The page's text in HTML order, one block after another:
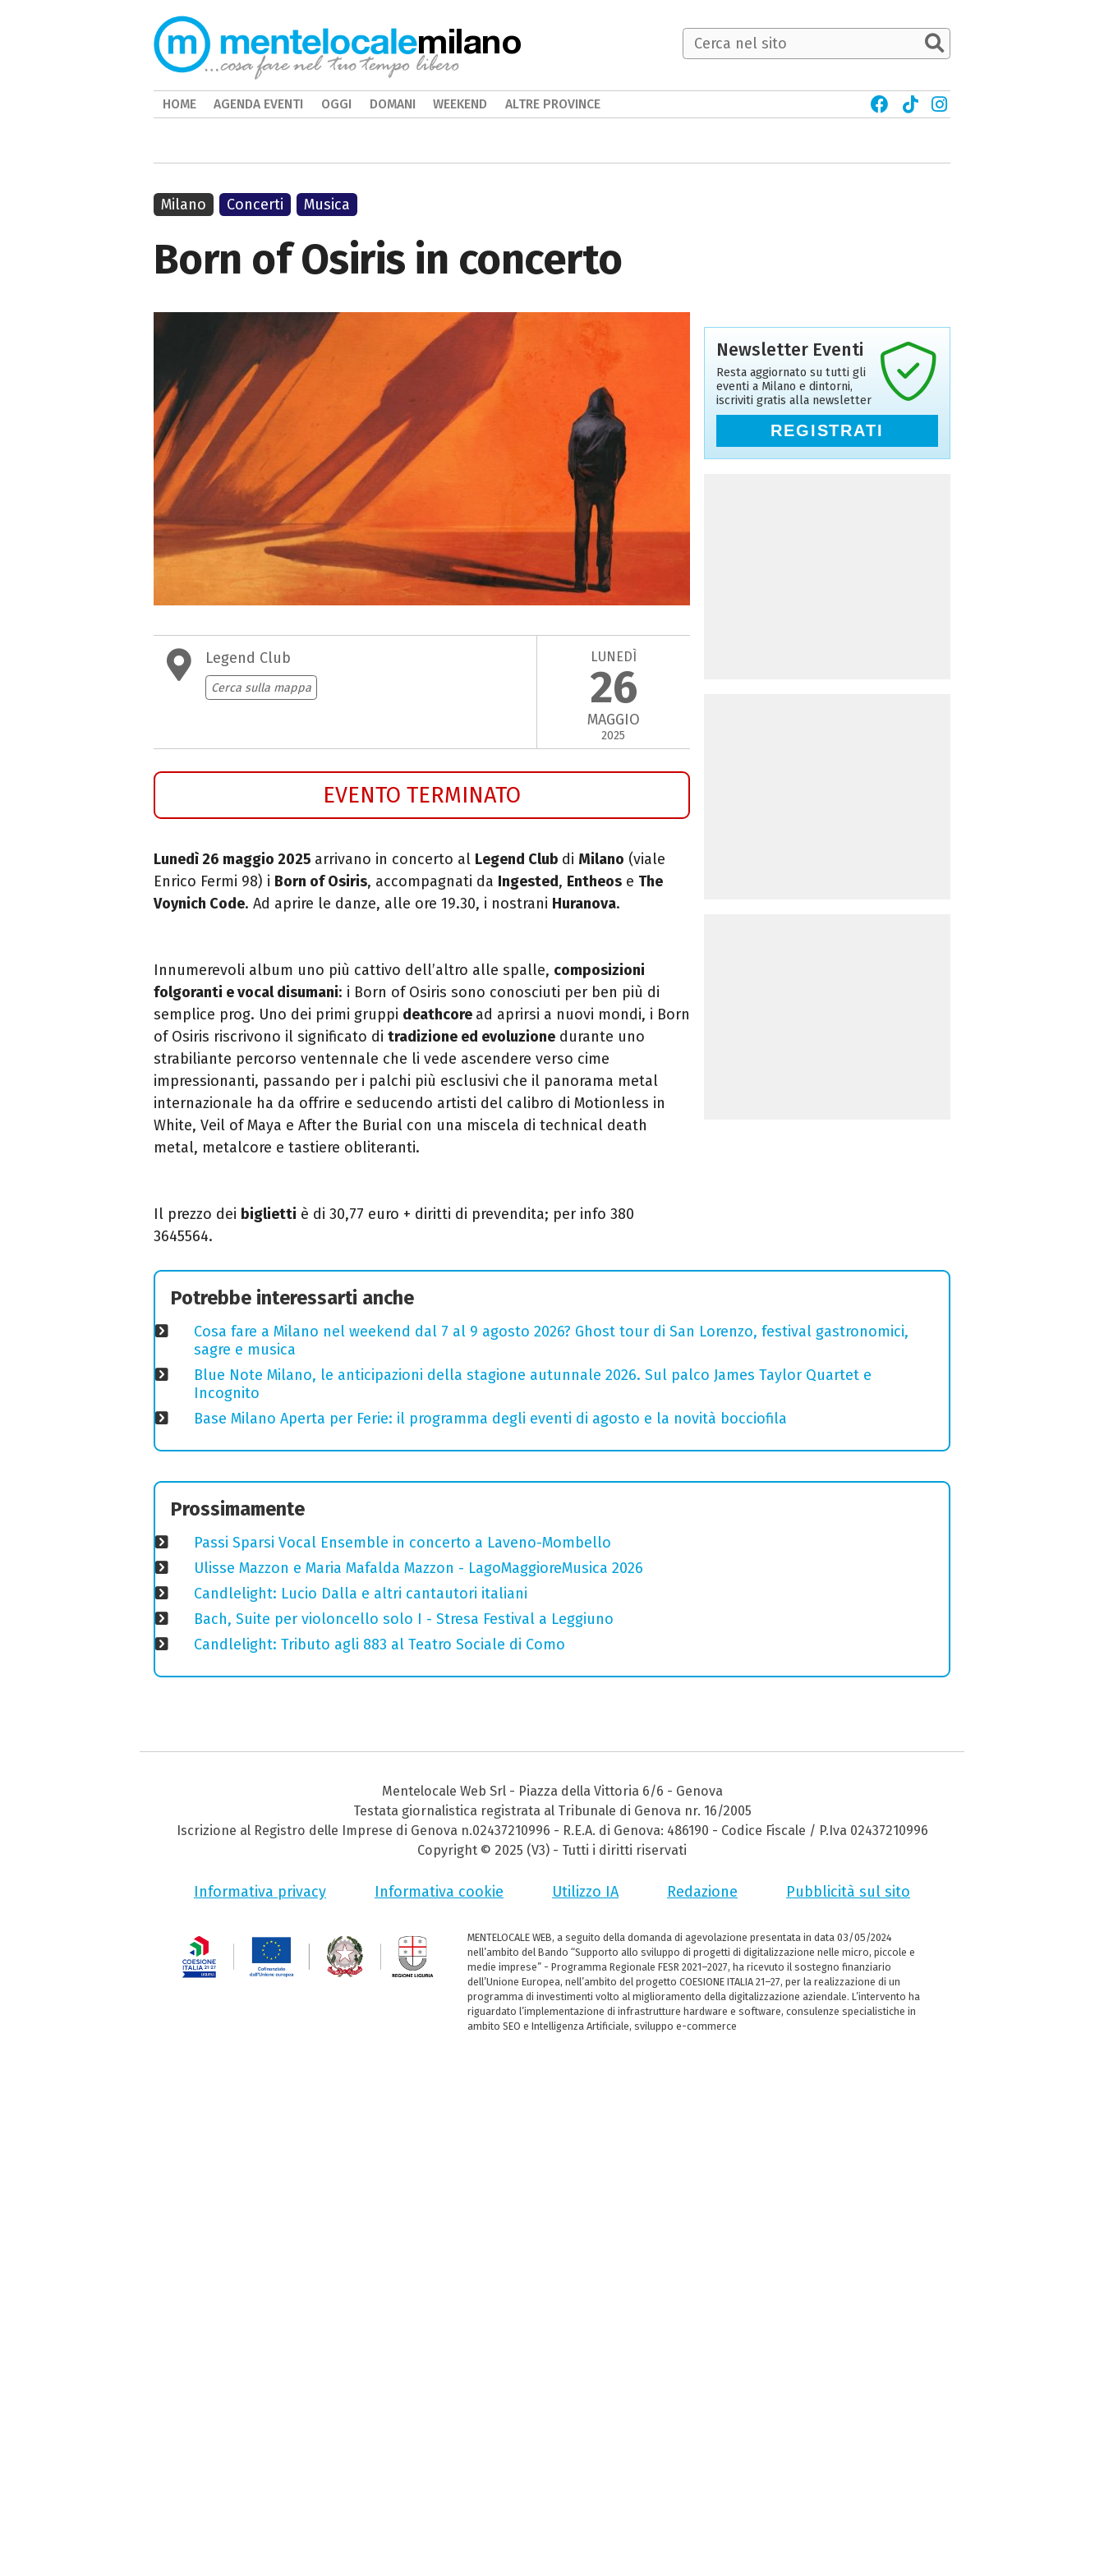
Born of Osiris in concerto
Legend Club
Cerca sulla mappa
LUNEDÌ
26
MAGGIO
2025
EVENTO TERMINATO
Lunedì 26 maggio 2025 arrivano in concerto al Legend Club di Milano (viale
Enrico Fermi 98) i Born of Osiris, accompagnati da Ingested, Entheos e The
Voynich Code. Ad aprire le danze, alle ore 19.30, i nostrani Huranova.
Innumerevoli album uno più cattivo dell’altro alle spalle, composizioni
folgoranti e vocal disumani: i Born of Osiris sono conosciuti per ben più di
semplice prog. Uno dei primi gruppi deathcore ad aprirsi a nuovi mondi, i Born
of Osiris riscrivono il significato di tradizione ed evoluzione durante uno
strabiliante percorso ventennale che li vede ascendere verso cime
impressionanti, passando per i palchi più esclusivi che il panorama metal
internazionale ha da offrire e seducendo artisti del calibro di Motionless in
White, Veil of Maya e After the Burial con una miscela di technical death
metal, metalcore e tastiere obliteranti.
Il prezzo dei biglietti è di 30,77 euro + diritti di prevendita; per info 380
3645564.
Milano Concerti Musica
Newsletter Eventi
Resta aggiornato su tutti gli
eventi a Milano e dintorni,
iscriviti gratis alla newsletter
REGISTRATI
Potrebbe interessarti anche
Cosa fare a Milano nel weekend dal 7 al 9 agosto 2026? Ghost tour di San Lorenzo, festival gastronomici,
sagre e musica
Blue Note Milano, le anticipazioni della stagione autunnale 2026. Sul palco James Taylor Quartet e
Incognito
Base Milano Aperta per Ferie: il programma degli eventi di agosto e la novità bocciofila
Prossimamente
Passi Sparsi Vocal Ensemble in concerto a Laveno-Mombello
Ulisse Mazzon e Maria Mafalda Mazzon - LagoMaggioreMusica 2026
Candlelight: Lucio Dalla e altri cantautori italiani
Bach, Suite per violoncello solo I - Stresa Festival a Leggiuno
Candlelight: Tributo agli 883 al Teatro Sociale di Como
milano
HOME AGENDA EVENTI OGGI DOMANI WEEKEND ALTRE PROVINCE
Mentelocale Web Srl - Piazza della Vittoria 6/6 - Genova
Testata giornalistica registrata al Tribunale di Genova nr. 16/2005
Iscrizione al Registro delle Imprese di Genova n.02437210996 - R.E.A. di Genova: 486190 - Codice Fiscale / P.Iva 02437210996
Copyright © 2025 (V3) - Tutti i diritti riservati
Informativa privacy Informativa cookie Utilizzo IA Redazione Pubblicità sul sito
MENTELOCALE WEB, a seguito della domanda di agevolazione presentata in data 03/05/2024
nell’ambito del Bando “Supporto allo sviluppo di progetti di digitalizzazione nelle micro, piccole e
medie imprese” - Programma Regionale FESR 2021–2027, ha ricevuto il sostegno finanziario
dell’Unione Europea, nell’ambito del progetto COESIONE ITALIA 21–27, per la realizzazione di un
programma di investimenti volto al miglioramento della digitalizzazione aziendale. L’intervento ha
riguardato l’implementazione di infrastrutture hardware e software, consulenze specialistiche in
ambito SEO e Intelligenza Artificiale, sviluppo e-commerce